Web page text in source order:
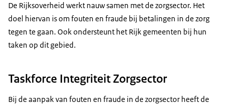
De Rijksoverheid werkt nauw samen met de zorgsector. Het
doel hiervan is om fouten en fraude bij betalingen in de zorg
tegen te gaan. Ook ondersteunt het Rijk gemeenten bij hun
taken op dit gebied.
Taskforce Integriteit Zorgsector
Bij de aanpak van fouten en fraude in de zorgsector heeft de